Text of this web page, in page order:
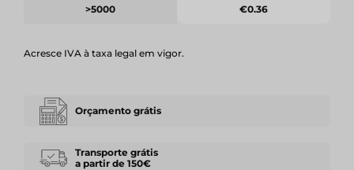
>5000 €0.36
Acresce IVA à taxa legal em vigor.
Orçamento grátis
Transporte grátis
a partir de 150€